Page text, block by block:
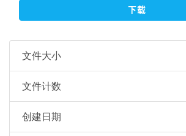
下载
文件大小
文件计数
创建日期